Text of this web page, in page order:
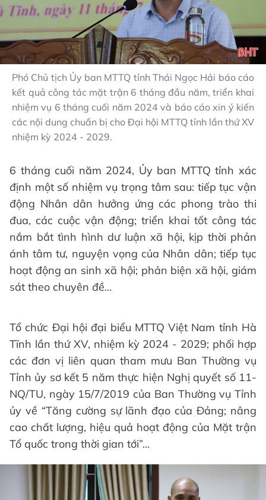
Phó Chủ tịch Ủy ban MTTQ tỉnh Thái Ngọc Hải báo cáo
kết quả công tác mặt trận 6 tháng đầu năm, triển khai
nhiệm vụ 6 tháng cuối năm 2024 và báo cáo xin ý kiến
các nội dung chuẩn bị cho Đại hội MTTQ tỉnh lần thứ XV
nhiệm kỳ 2024 - 2029.
6 tháng cuối năm 2024, Ủy ban MTTQ tỉnh xác
định một số nhiệm vụ trọng tâm sau: tiếp tục vận
động Nhân dân hưởng ứng các phong trào thi
đua, các cuộc vận động; triển khai tốt công tác
nắm bắt tình hình dư luận xã hội, kịp thời phản
ánh tâm tư, nguyện vọng của Nhân dân; tiếp tục
hoạt động an sinh xã hội; phản biện xã hội, giám
sát theo chuyên đề…
Tổ chức Đại hội đại biểu MTTQ Việt Nam tỉnh Hà
Tĩnh lần thứ XV, nhiệm kỳ 2024 - 2029; phối hợp
các đơn vị liên quan tham mưu Ban Thường vụ
Tỉnh ủy sơ kết 5 năm thực hiện Nghị quyết số 11-
NQ/TU, ngày 15/7/2019 của Ban Thường vụ Tỉnh
ủy về “Tăng cường sự lãnh đạo của Đảng; nâng
cao chất lượng, hiệu quả hoạt động của Mặt trận
Tổ quốc trong thời gian tới”…